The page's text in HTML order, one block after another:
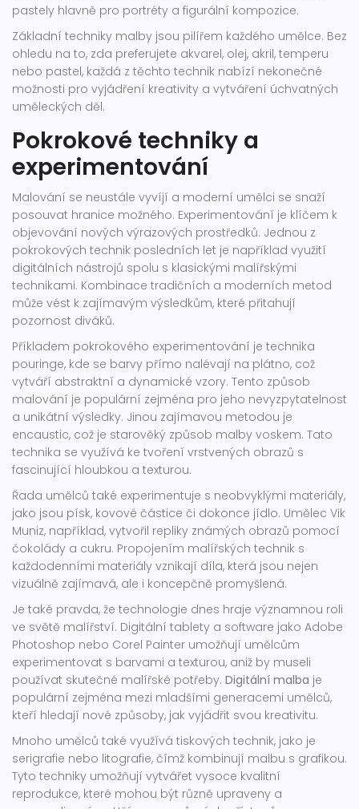
pastely hlavně pro portréty a figurální kompozice.
Základní techniky malby jsou pilířem každého umělce. Bez
ohledu na to, zda preferujete akvarel, olej, akril, temperu
nebo pastel, každá z těchto technik nabízí nekonečné
možnosti pro vyjádření kreativity a vytváření úchvatných
uměleckých děl.
Pokrokové techniky a
experimentování
Malování se neustále vyvíjí a moderní umělci se snaží
posouvat hranice možného. Experimentování je klíčem k
objevování nových výrazových prostředků. Jednou z
pokrokových technik posledních let je například využití
digitálních nástrojů spolu s klasickými malířskými
technikami. Kombinace tradičních a moderních metod
může vést k zajímavým výsledkům, které přitahují
pozornost diváků.
Příkladem pokrokového experimentování je technika
pouringe, kde se barvy přímo nalévají na plátno, což
vytváří abstraktní a dynamické vzory. Tento způsob
malování je populární zejména pro jeho nevyzpytatelnost
a unikátní výsledky. Jinou zajímavou metodou je
encaustic, což je starověký způsob malby voskem. Tato
technika se využívá ke tvoření vrstvených obrazů s
fascinující hloubkou a texturou.
Řada umělců také experimentuje s neobvyklými materiály,
jako jsou písk, kovové částice či dokonce jídlo. Umělec Vik
Muniz, například, vytvořil repliky známých obrazů pomocí
čokolády a cukru. Propojením malířských technik s
každodenními materiály vznikají díla, která jsou nejen
vizuálně zajímavá, ale i koncepčně promyšlená.
Je také pravda, že technologie dnes hraje významnou roli
ve světě malířství. Digitální tablety a software jako Adobe
Photoshop nebo Corel Painter umožňují umělcům
experimentovat s barvami a texturou, aniž by museli
používat skutečné malířské potřeby. Digitální malba je
populární zejména mezi mladšími generacemi umělců,
kteří hledají nové způsoby, jak vyjádřit svou kreativitu.
Mnoho umělců také využívá tiskových technik, jako je
serigrafie nebo litografie, čímž kombinují malbu s grafikou.
Tyto techniky umožňují vytvářet vysoce kvalitní
reprodukce, které mohou být různě upraveny a